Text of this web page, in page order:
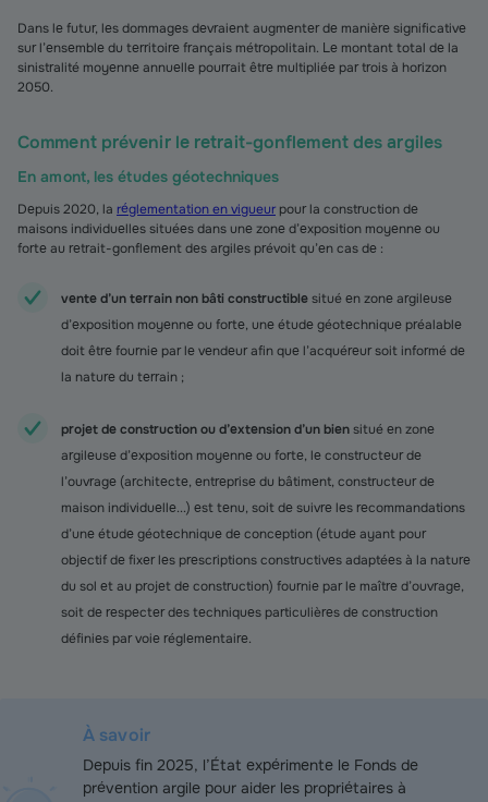
Dans le futur, les dommages devraient augmenter de manière significative
sur l’ensemble du territoire français métropolitain. Le montant total de la
sinistralité moyenne annuelle pourrait être multipliée par trois à horizon
2050.
Comment prévenir le retrait-gonflement des argiles
En amont, les études géotechniques
Depuis 2020, la réglementation en vigueur pour la construction de
maisons individuelles situées dans une zone d’exposition moyenne ou
forte au retrait-gonflement des argiles prévoit qu’en cas de :
vente d’un terrain non bâti constructiblesitué en zone argileuse
d’exposition moyenne ou forte, une étude géotechnique préalable
doit être fournie par le vendeur afin que l’acquéreur soit informé de
la nature du terrain ;
projet de construction ou d’extension d’un biensitué en zone
argileuse d’exposition moyenne ou forte, le constructeur de
l’ouvrage (architecte, entreprise du bâtiment, constructeur de
maison individuelle...) est tenu, soit de suivre les recommandations
d’une étude géotechnique de conception (étude ayant pour
objectif de fixer les prescriptions constructives adaptées à la nature
du sol et au projet de construction) fournie par le maître d’ouvrage,
soit de respecter des techniques particulières de construction
définies par voie réglementaire.
À savoir
Depuis fin 2025, l’État expérimente le Fonds de
prévention argile pour aider les propriétaires à